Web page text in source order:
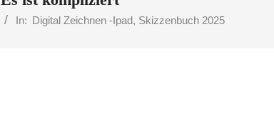
In: Digital Zeichnen -Ipad, Skizzenbuch 2025